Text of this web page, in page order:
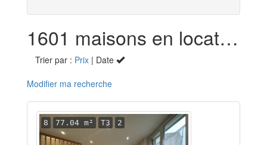
1601 maisons en location
Trier par : Prix | Date
Modifier ma recherche
8 77.04 m² T3 2